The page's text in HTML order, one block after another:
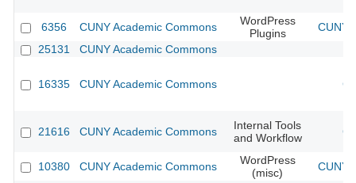
6356 CUNY Academic Commons
WordPress
Plugins
CUNY
25131
CUNY Academic Commons
16335 CUNY Academic Commons
21616 CUNY Academic Commons
Internal Tools
and Workflow
10380 CUNY Academic Commons
WordPress
(misc)
CUNY